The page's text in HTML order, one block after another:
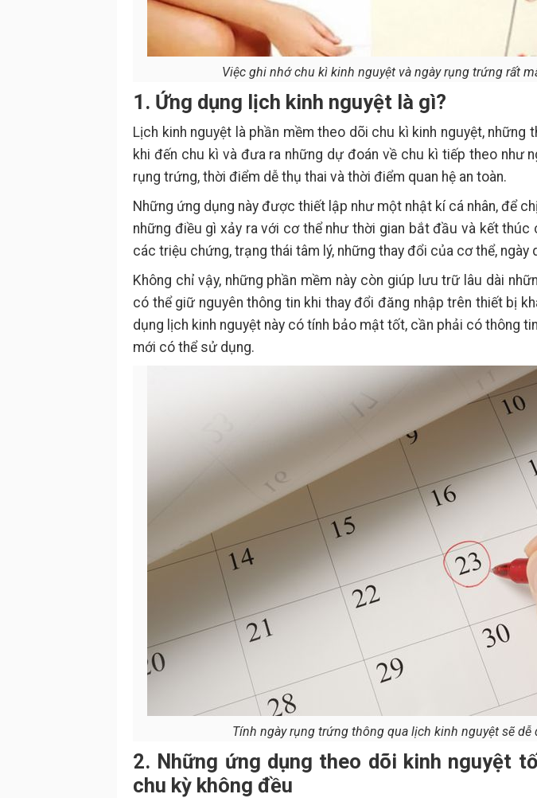
Việc ghi nhớ chu kì kinh nguyệt và ngày rụng trứng rất
1. Ứng dụng lịch kinh nguyệt là gì?
Lịch kinh nguyệt là phần mềm theo dõi chu kì kinh nguyệt, những
khi đến chu kì và đưa ra những dự đoán về chu kì tiếp theo như
rụng trứng, thời điểm dễ thụ thai và thời điểm quan hệ an toàn.
Những ứng dụng này được thiết lập như một nhật kí cá nhân, để
những điều gì xảy ra với cơ thể như thời gian bắt đầu và kết thúc
các triệu chứng, trạng thái tâm lý, những thay đổi của cơ thể, ngày
Không chỉ vậy, những phần mềm này còn giúp lưu trữ lâu dài
có thể giữ nguyên thông tin khi thay đổi đăng nhập trên thiết bị
dụng lịch kinh nguyệt này có tính bảo mật tốt, cần phải có thông
mới có thể sử dụng.
Tính ngày rụng trứng thông qua lịch kinh nguyệt sẽ dễ
2. Những ứng dụng theo dõi kinh nguyệt
chu kỳ không đều